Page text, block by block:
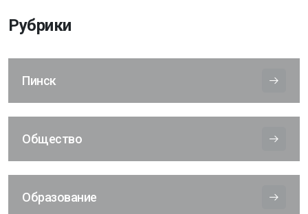
Рубрики
Пинск
Общество
Образование